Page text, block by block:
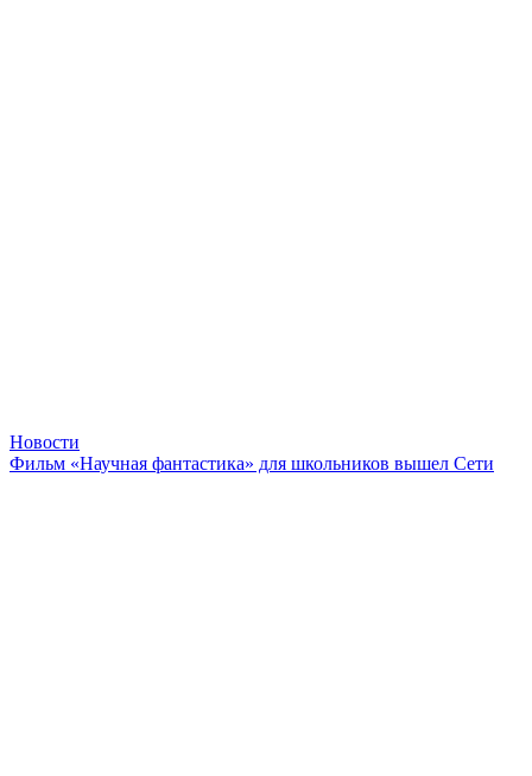
Новости
Фильм «Научная фантастика» для школьников вышел Сети